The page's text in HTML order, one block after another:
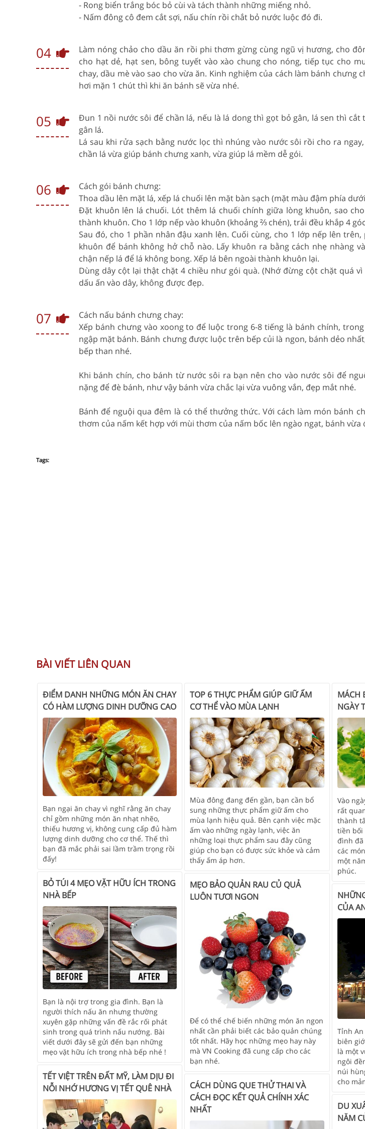
- Rong biển trắng bóc bỏ cùi và tách thành những miếng nhỏ.
- Nấm đông cô đem cắt sợi, nấu chín rồi chắt bỏ nước luộc đó đi.
04
Làm nóng chảo cho dầu ăn rồi phi thơm gừng cùng ngũ vị hương, cho
cho hạt dẻ, hạt sen, bông tuyết vào xào chung cho nóng, tiếp tục cho
chay, dầu mè vào sao cho vừa ăn. Kinh nghiệm của cách làm bánh chưng
hơi mặn 1 chút thì khi ăn bánh sẽ vừa nhé.
05
Đun 1 nồi nước sôi để chần lá, nếu là lá dong thì gọt bỏ gân, lá sen thì cắt
gân lá.
Lá sau khi rửa sạch bằng nước lọc thì nhúng vào nước sôi rồi cho ra
chần lá vừa giúp bánh chưng xanh, vừa giúp lá mềm dễ gói.
06
Cách gói bánh chưng:
Thoa dầu lên mặt lá, xếp lá chuối lên mặt bàn sạch (mặt màu đậm phía
Đặt khuôn lên lá chuối. Lót thêm lá chuối chính giữa lòng khuôn, sao
thành khuôn. Cho 1 lớp nếp vào khuôn (khoảng ⅔ chén), trải đều khắp 4
Sau đó, cho 1 phần nhân đậu xanh lên. Cuối cùng, cho 1 lớp nếp lên
khuôn để bánh không hở chỗ nào. Lấy khuôn ra bằng cách nhẹ nhàng
chận nếp lá để lá không bong. Xếp lá bên ngoài thành khuôn lại.
Dùng dây cột lại thật chặt 4 chiều như gói quà. (Nhớ đừng cột chặt quá
dấu ấn vào dây, không được đẹp.
07
Cách nấu bánh chưng chay:
Xếp bánh chưng vào xoong to để luộc trong 6-8 tiếng là bánh chính,
ngập mặt bánh. Bánh chưng được luộc trên bếp củi là ngon, bánh dẻo
bếp than nhé.
Khi bánh chín, cho bánh từ nước sôi ra bạn nên cho vào nước sôi để
nặng để đè bánh, như vậy bánh vừa chắc lại vừa vuông vắn, đẹp mắt nhé.
Bánh để nguội qua đêm là có thể thưởng thức. Với cách làm món bánh
thơm của nấm kết hợp với mùi thơm của nấm bốc lên ngào ngạt, bánh vừa
Tags:
BÀI VIẾT LIÊN QUAN
ĐIỂM DANH NHỮNG MÓN ĂN CHAY
CÓ HÀM LƯỢNG DINH DƯỠNG CAO
Bạn ngại ăn chay vì nghĩ rằng ăn chay
chỉ gồm những món ăn nhạt nhẽo,
thiếu hương vị, không cung cấp đủ hàm
lượng dinh dưỡng cho cơ thể. Thế thì
bạn đã mắc phải sai lầm trầm trọng rồi
đấy!
TOP 6 THỰC PHẨM GIÚP GIỮ ẤM
CƠ THỂ VÀO MÙA LẠNH
Mùa đông đang đến gần, bạn cần bổ
sung những thực phẩm giữ ấm cho
mùa lạnh hiệu quả. Bên cạnh việc mặc
ấm vào những ngày lạnh, việc ăn
những loại thực phẩm sau đây cũng
giúp cho bạn có được sức khỏe và cảm
thấy ấm áp hơn.
MÁCH
NGÀY
Vào
rất
thành
tiền bối
đình đã
các
một
phúc.
BỎ TÚI 4 MẸO VẶT HỮU ÍCH TRONG
NHÀ BẾP
Bạn là nội trợ trong gia đình. Bạn là
người thích nấu ăn nhưng thường
xuyên gặp những vấn đề rắc rối phát
sinh trong quá trình nấu nướng. Bài
viết dưới đây sẽ gửi đến bạn những
mẹo vặt hữu ích trong nhà bếp nhé !
MẸO BẢO QUẢN RAU CỦ QUẢ
LUÔN TƯƠI NGON
Để có thể chế biến những món ăn ngon
nhất cần phải biết các bảo quản chúng
tốt nhất. Hãy học những mẹo hay này
mà VN Cooking đã cung cấp cho các
bạn nhé.
CỦA
Tỉnh
biên
là một
ngôi
núi
cho
TẾT VIỆT TRÊN ĐẤT MỸ, LÀM DỊU ĐI
NỖI NHỚ HƯƠNG VỊ TẾT QUÊ NHÀ
CÁCH DÙNG QUE THỬ THAI VÀ
CÁCH ĐỌC KẾT QUẢ CHÍNH XÁC
NHẤT
DU
NĂM